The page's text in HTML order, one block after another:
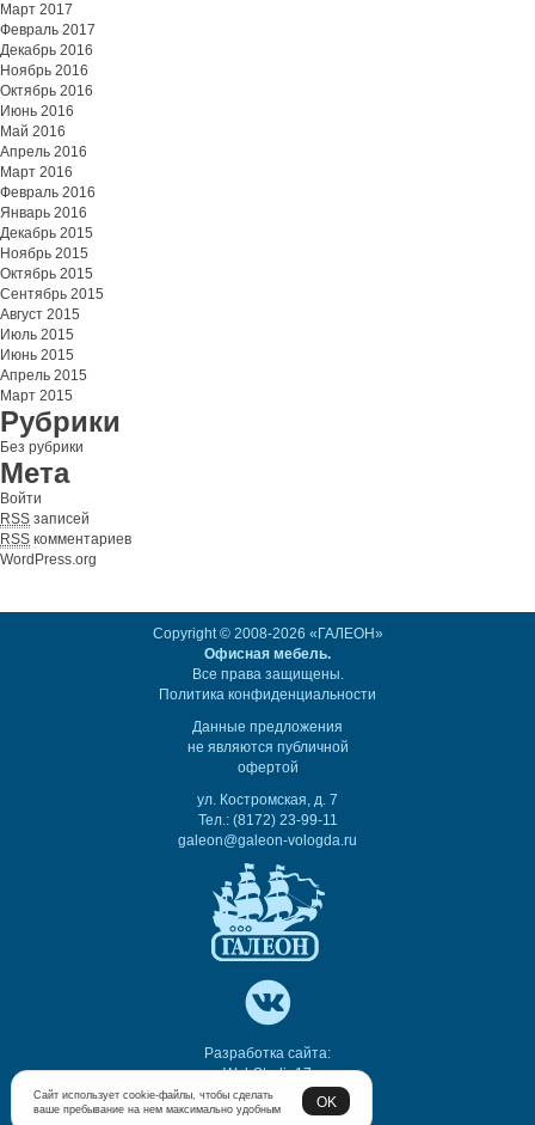
Март 2017
Февраль 2017
Декабрь 2016
Ноябрь 2016
Октябрь 2016
Июнь 2016
Май 2016
Апрель 2016
Март 2016
Февраль 2016
Январь 2016
Декабрь 2015
Ноябрь 2015
Октябрь 2015
Сентябрь 2015
Август 2015
Июль 2015
Июнь 2015
Апрель 2015
Март 2015
Рубрики
Без рубрики
Мета
Войти
RSS записей
RSS комментариев
WordPress.org
Copyright © 2008-2026 «ГАЛЕОН»
Офисная мебель.
Все права защищены.
Политика конфиденциальности
Данные предложения
не являются публичной
офертой
ул. Костромская, д. 7
Тел.: (8172) 23-99-11
galeon@galeon-vologda.ru
Разработка сайта:
WebStudio17
Сайт использует cookie-файлы, чтобы сделать
ваше пребывание на нем максимально удобным
OK